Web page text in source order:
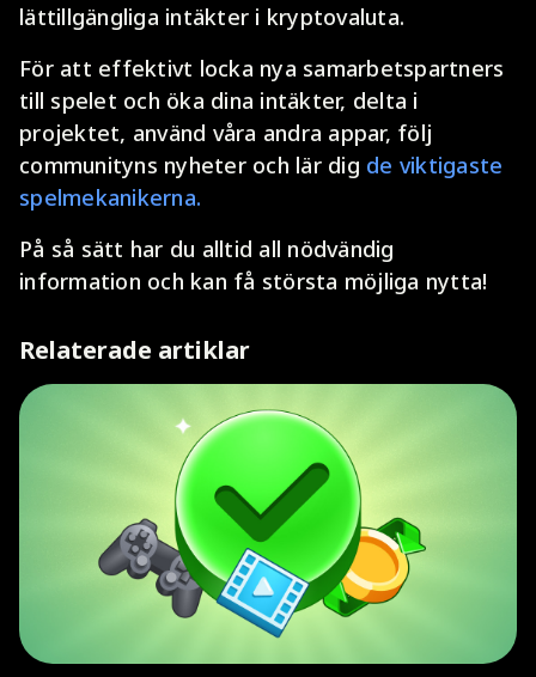
lättillgängliga intäkter i kryptovaluta.
För att effektivt locka nya samarbetspartners
till spelet och öka dina intäkter, delta i
projektet, använd våra andra appar, följ
communityns nyheter och lär dig de viktigaste
spelmekanikerna.
På så sätt har du alltid all nödvändig
information och kan få största möjliga nytta!
Relaterade artiklar